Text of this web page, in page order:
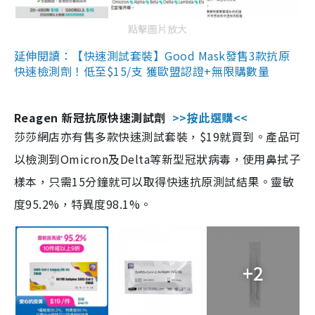
點擊圖片放大
延伸閱讀：【快速測試套裝】Good Mask發售3款抗原
快速檢測劑！低至$15/支 獲歐盟認證+無限購數量
Reagen 新冠抗原快速測試劑 >>按此選購<<
莎莎網店亦有售多款快速測試套裝，$19就買到。產品可
以檢測到Omicron及Delta等新型冠狀病毒，使用鼻拭子
樣本，只需15分鐘就可以取得快速抗原測試結果。靈敏
度95.2%，特異度98.1%。
+2